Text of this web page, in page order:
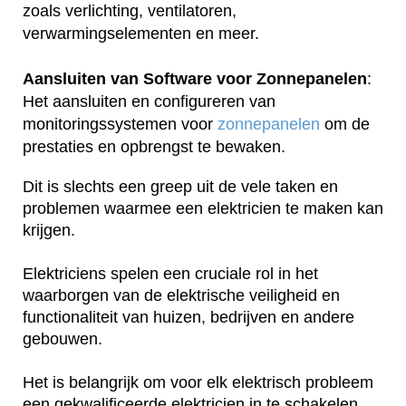
zoals verlichting, ventilatoren,
verwarmingselementen en meer.
Aansluiten van Software voor Zonnepanelen:
Het aansluiten en configureren van
monitoringssystemen voor zonnepanelen om de
prestaties en opbrengst te bewaken.
Dit is slechts een greep uit de vele taken en
problemen waarmee een elektricien te maken kan
krijgen.
Elektriciens spelen een cruciale rol in het
waarborgen van de elektrische veiligheid en
functionaliteit van huizen, bedrijven en andere
gebouwen.
Het is belangrijk om voor elk elektrisch probleem